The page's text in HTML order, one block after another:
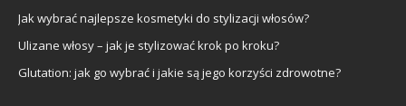
Jak wybrać najlepsze kosmetyki do stylizacji włosów?
Ulizane włosy – jak je stylizować krok po kroku?
Glutation: jak go wybrać i jakie są jego korzyści zdrowotne?